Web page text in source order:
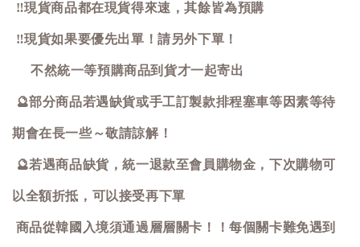
‼️現貨商品都在現貨得來速，其餘皆為預購
‼️現貨如果要優先出單！請另外下單！
不然統一等預購商品到貨才一起寄出
🔮部分商品若遇缺貨或手工訂製款排程塞車等因素等待
期會在長一些～敬請諒解！
🔮若遇商品缺貨，統一退款至會員購物金，下次購物可
以全額折抵，可以接受再下單
商品從韓國入境須通過層層關卡！！每個關卡難免遇到